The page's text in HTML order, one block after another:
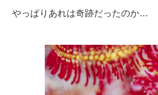
やっぱりあれは奇跡だったのか…